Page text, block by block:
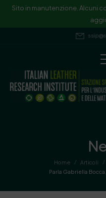
Sito in manutenzione. Alcuni
Home / Articoli /
Parla Gabriella